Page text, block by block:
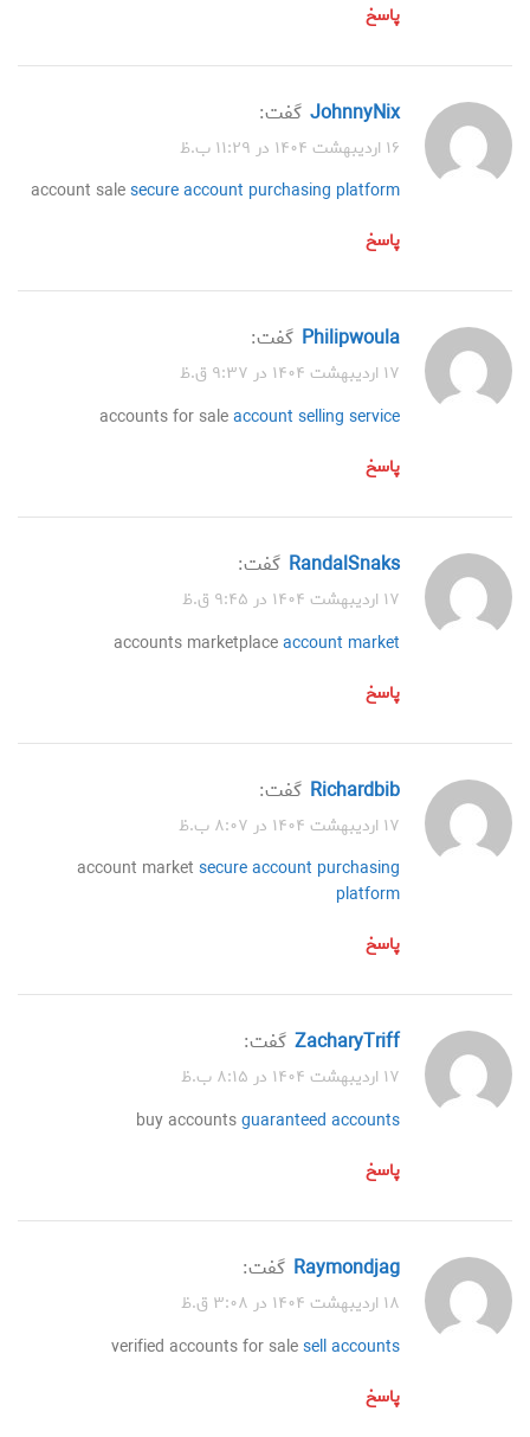
پاسخ
JohnnyNix گفت:
۱۶ اردیبهشت ۱۴۰۴ در ۱۱:۲۹ ب.ظ
account salesecure account purchasing platform
پاسخ
Philipwoula گفت:
۱۷ اردیبهشت ۱۴۰۴ در ۹:۳۷ ق.ظ
accounts for saleaccount selling service
پاسخ
RandalSnaks گفت:
۱۷ اردیبهشت ۱۴۰۴ در ۹:۴۵ ق.ظ
accounts marketplaceaccount market
پاسخ
Richardbib گفت:
۱۷ اردیبهشت ۱۴۰۴ در ۸:۰۷ ب.ظ
account market secure account purchasing
platform
پاسخ
ZacharyTriff گفت:
۱۷ اردیبهشت ۱۴۰۴ در ۸:۱۵ ب.ظ
buy accountsguaranteed accounts
پاسخ
Raymondjag گفت:
۱۸ اردیبهشت ۱۴۰۴ در ۳:۰۸ ق.ظ
verified accounts for salesell accounts
پاسخ